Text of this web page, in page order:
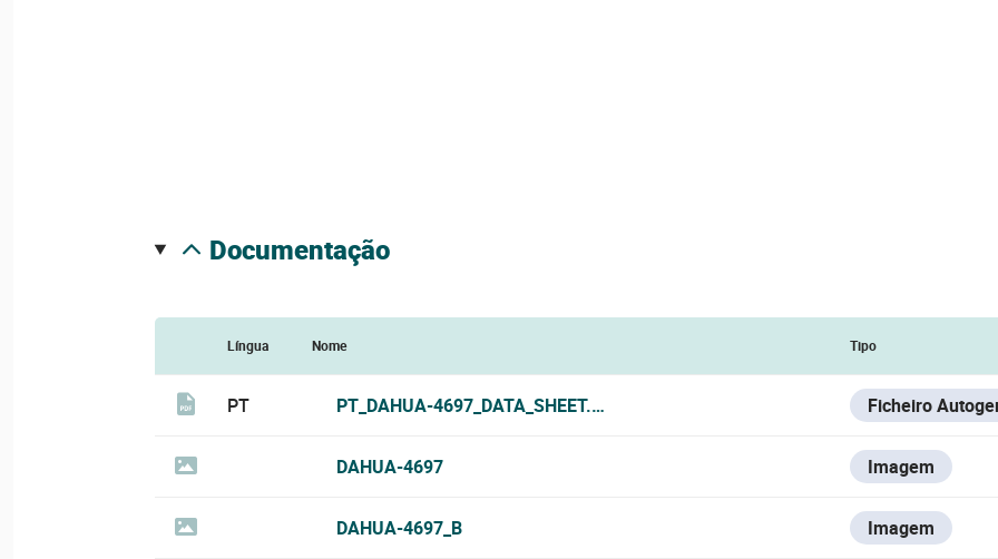
documentação
Língua Nome Tipo
PT PT_DAHUA-4697_DATA_SHEET.PDF Ficheiro
DAHUA-4697 Imagem
DAHUA-4697_B Imagem